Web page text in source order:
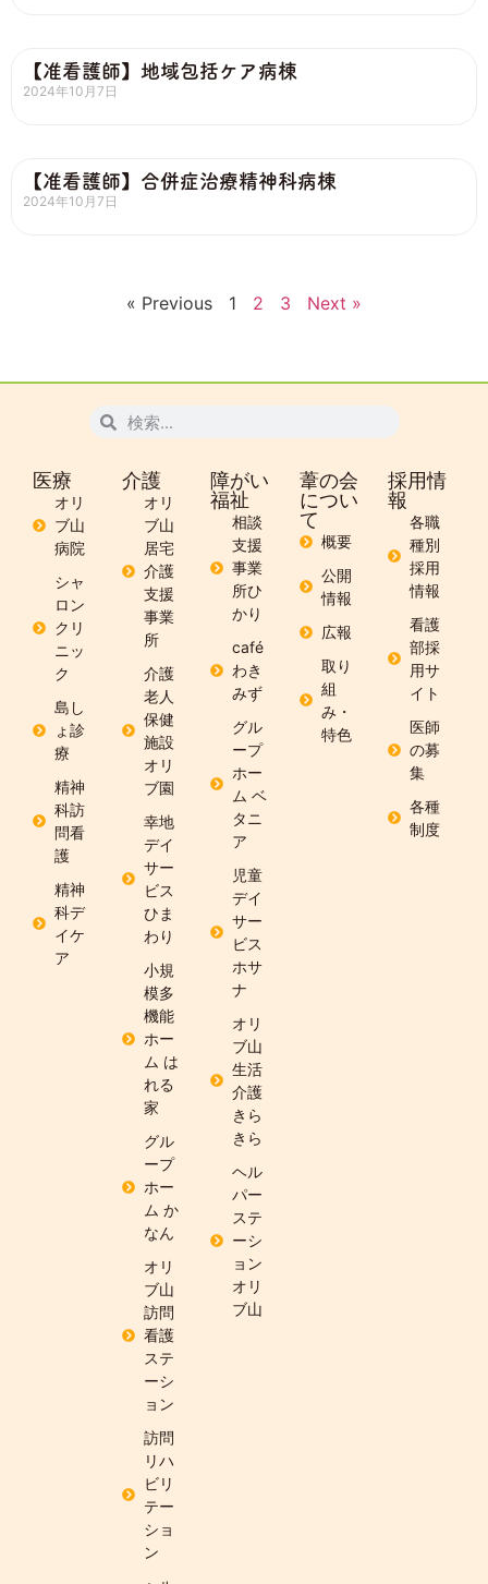
【准看護師】地域包括ケア病棟
2024年10月7日
【准看護師】合併症治療精神科病棟
2024年10月7日
« Previous 1 2 3 Next »
医療
オリ
ブ山
病院
シャ
ロン
クリ
ニッ
ク
島し
ょ診
療
精神
科訪
問看
護
精神
科デ
イケ
ア
介護
オリ
ブ山
居宅
介護
支援
事業
所
介護
老人
保健
施設
オリ
ブ園
幸地
デイ
サー
ビス
ひま
わり
小規
模多
機能
ホー
ム は
れる
家
グル
ープ
ホー
ム か
なん
オリ
ブ山
訪問
看護
ステ
ーシ
ョン
訪問
リハ
ビリ
テー
ショ
ン
障がい
福祉
相談
支援
事業
所ひ
かり
café
わき
みず
グル
ープ
ホー
ム ベ
タニ
ア
児童
デイ
サー
ビス
ホサ
ナ
オリ
ブ山
生活
介護
きら
きら
ヘル
パー
ステ
ーシ
ョン
オリ
ブ山
葦の会
につい
て
概要
公開
情報
広報
取り
組
み・
特色
採用情
報
各職
種別
採用
情報
看護
部採
用サ
イト
医師
の募
集
各種
制度